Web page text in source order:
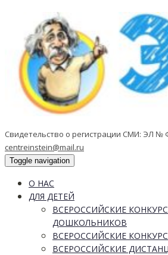
Свидетельство о регистрации СМИ: ЭЛ №
centreinstein@mail.ru
Toggle navigation
О НАС
ДЛЯ ДЕТЕЙ
ВСЕРОССИЙСКИЕ
ДОШКОЛЬНИКОВ
ВСЕРОССИЙСКИЕ
ВСЕРОССИЙСКИЕ